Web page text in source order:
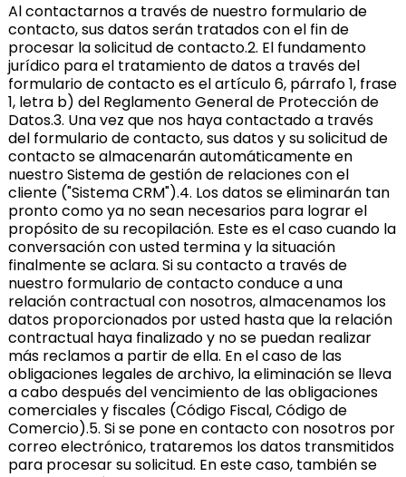
Al contactarnos a través de nuestro formulario de
contacto, sus datos serán tratados con el fin de
procesar la solicitud de contacto.2. El fundamento
jurídico para el tratamiento de datos a través del
formulario de contacto es el artículo 6, párrafo 1, frase
1, letra b) del Reglamento General de Protección de
Datos.3. Una vez que nos haya contactado a través
del formulario de contacto, sus datos y su solicitud de
contacto se almacenarán automáticamente en
nuestro Sistema de gestión de relaciones con el
cliente ("Sistema CRM").4. Los datos se eliminarán tan
pronto como ya no sean necesarios para lograr el
propósito de su recopilación. Este es el caso cuando la
conversación con usted termina y la situación
finalmente se aclara. Si su contacto a través de
nuestro formulario de contacto conduce a una
relación contractual con nosotros, almacenamos los
datos proporcionados por usted hasta que la relación
contractual haya finalizado y no se puedan realizar
más reclamos a partir de ella. En el caso de las
obligaciones legales de archivo, la eliminación se lleva
a cabo después del vencimiento de las obligaciones
comerciales y fiscales (Código Fiscal, Código de
Comercio).5. Si se pone en contacto con nosotros por
correo electrónico, trataremos los datos transmitidos
para procesar su solicitud. En este caso, también se